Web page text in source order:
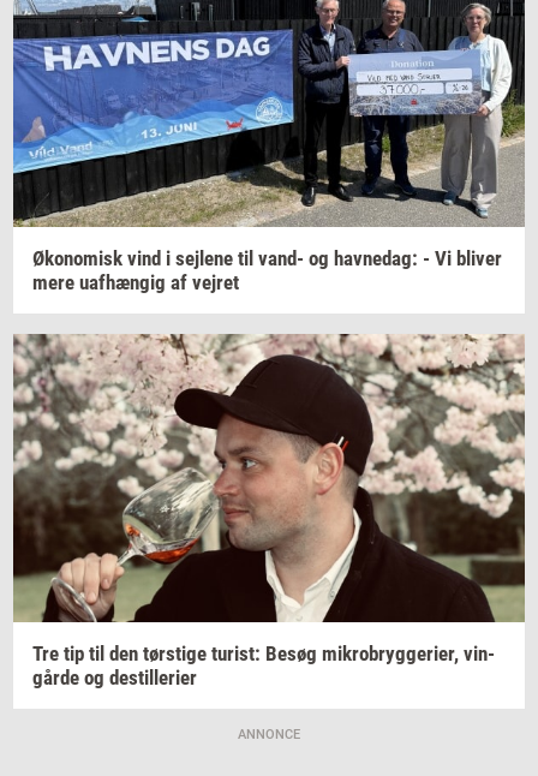
Øko­no­misk vind i sej­le­ne til vand- og hav­nedag: - Vi bli­ver
mere uaf­hæn­gig af vej­ret
Tre tip til den tørsti­ge turist: Besøg mi­kro­bryg­ge­ri­er, vin­
går­de og destil­le­ri­er
ANNONCE